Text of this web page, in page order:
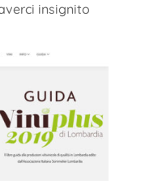
insignito